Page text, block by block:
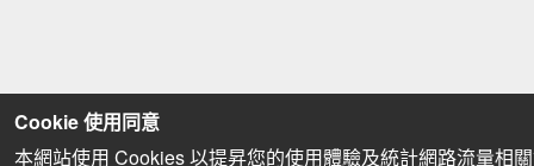
Cookie 使用同意
本網站使用 Cookies 以提昇您的使用體驗及統計網路流量相